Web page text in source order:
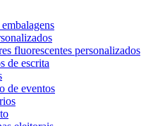
fluorescentes personalizados
de escrita
de eventos